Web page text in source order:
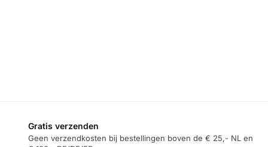
Gratis verzenden
Geen verzendkosten bij bestellingen boven de € 25,- NL en